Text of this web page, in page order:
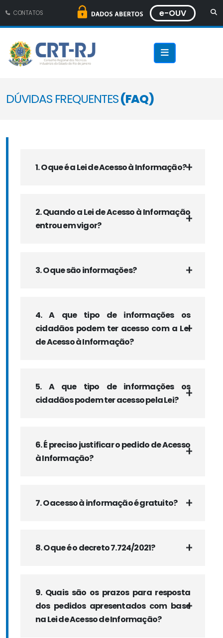
CONTATOS e-OUV
DÚVIDAS FREQUENTES(FAQ)
1. O que é a Lei de Acesso à Informação?
2. Quando a Lei de Acesso à Informação
entrou em vigor?
3. O que são informações?
4. A que tipo de informações os
cidadãos podem ter acesso com a Lei
de Acesso à Informação?
5. A que tipo de informações os
cidadãos podem ter acesso pela Lei?
6. É preciso justificar o pedido de Acesso
à Informação?
7. O acesso à informação é gratuito?
8. O que é o decreto 7.724/2021?
9. Quais são os prazos para resposta
dos pedidos apresentados com base
na Lei de Acesso de Informação?